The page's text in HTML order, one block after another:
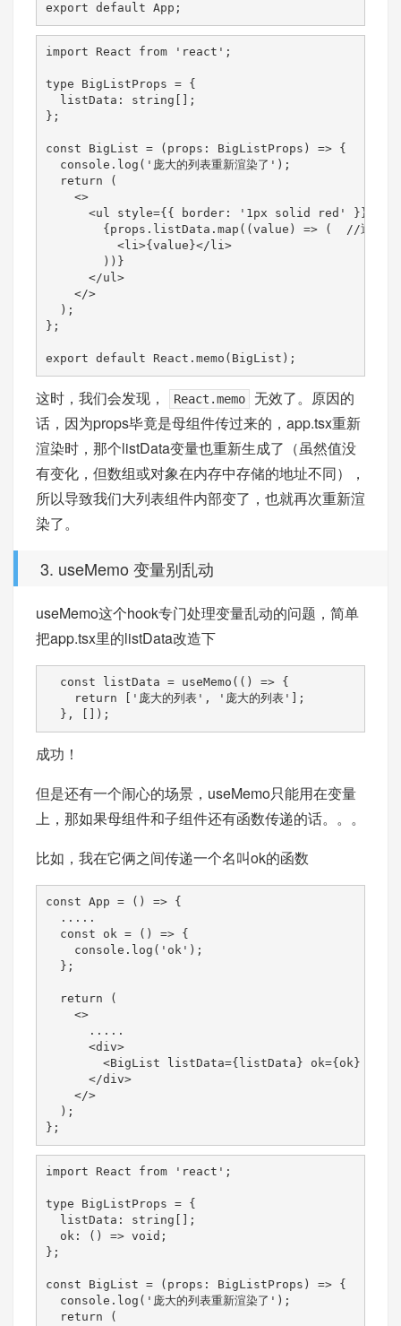
export default App;
import React from 'react';
type BigListProps = {
  listData: string[];
};
const BigList = (props: BigListProps) => {
  console.log('庞大的列表重新渲染了');
  return (
    <>
      <ul style={{ border: '1px solid red' }}>
{props.listData.map((value) => (  //通过
          <li>{value}</li>
        ))}
      </ul>
    </>
  );
};
export default React.memo(BigList);
这时，我们会发现， React.memo
无效了。原因的
话，因为props毕竟是母组件传过来的，app.tsx重新
渲染时，那个listData变量也重新生成了（虽然值没
有变化，但数组或对象在内存中存储的地址不同），
所以导致我们大列表组件内部变了，也就再次重新渲
染了。
3. useMemo 变量别乱动
useMemo这个hook专门处理变量乱动的问题，简单
把app.tsx里的listData改造下
  const listData = useMemo(() => {
    return ['庞大的列表', '庞大的列表'];
  }, []);
成功！
但是还有一个闹心的场景，useMemo只能用在变量
上，那如果母组件和子组件还有函数传递的话。。。
比如，我在它俩之间传递一个名叫ok的函数
const App = () => {
  .....
  const ok = () => {
    console.log('ok');
  };
  return (
    <>
      .....
      <div>
<BigList listData={listData} ok={ok} />
      </div>
    </>
  );
};
import React from 'react';
type BigListProps = {
  listData: string[];
  ok: () => void;
};
const BigList = (props: BigListProps) => {
  console.log('庞大的列表重新渲染了');
  return (